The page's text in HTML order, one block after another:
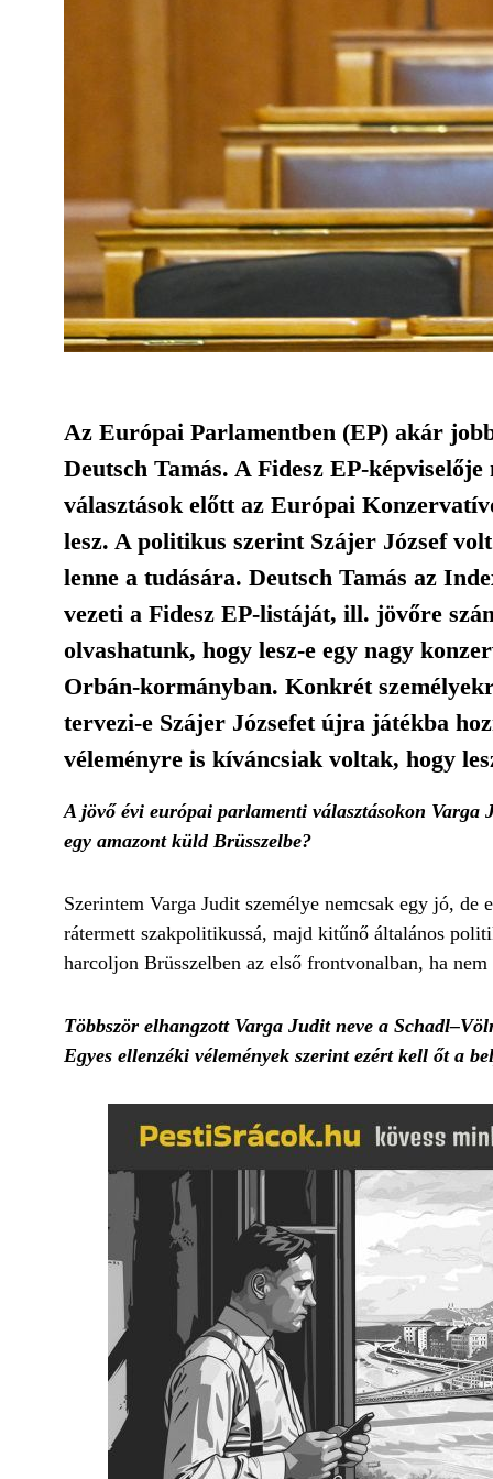
Az Európai Parlamentben (EP) akár
Deutsch Tamás. A Fidesz EP-
választások előtt az Európai
lesz. A politikus szerint Szájer József
lenne a tudására. Deutsch Tamás az
vezeti a Fidesz EP-listáját, ill. jövőre
olvashatunk, hogy lesz-e egy nagy
Orbán-kormányban. Konkrét
tervezi-e Szájer Józsefet újra játékba
véleményre is kíváncsiak voltak, hogy
A jövő évi európai parlamenti választásokon Varga
egy amazont küld Brüsszelbe?
Szerintem Varga Judit személye nemcsak egy jó,
rátermett szakpolitikussá, majd kitűnő általános
harcoljon Brüsszelben az első frontvonalban, ha nem
Többször elhangzott Varga Judit neve a
Egyes ellenzéki vélemények szerint ezért kell őt a